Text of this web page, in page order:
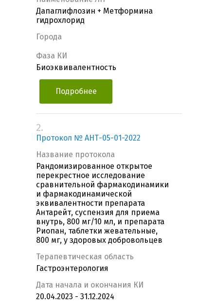
Дапаглифлозин + Метформина
гидрохлорид
Города
Фаза КИ
Биоэквивалентность
Подробнее
2.
Протокол № АНТ-05-01-2022
Название протокола
Рандомизированное открытое
перекрестное исследование
сравнительной фармакодинамики
и фармакодинамической
эквивалентности препарата
Антарейт, суспензия для приема
внутрь, 800 мг/10 мл, и препарата
Риопан, таблетки жевательные,
800 мг, у здоровых добровольцев
Терапевтическая область
Гастроэнтерология
Дата начала и окончания КИ
20.04.2023 - 31.12.2024